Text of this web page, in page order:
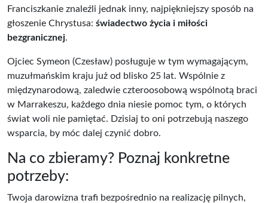
Franciszkanie znaleźli jednak inny, najpiękniejszy sposób na
głoszenie Chrystusa: świadectwo życia i miłości
bezgranicznej.
Ojciec Symeon (Czesław) posługuje w tym wymagającym,
muzułmańskim kraju już od blisko 25 lat. Wspólnie z
międzynarodową, zaledwie czteroosobową wspólnotą braci
w Marrakeszu, każdego dnia niesie pomoc tym, o których
świat woli nie pamiętać. Dzisiaj to oni potrzebują naszego
wsparcia, by móc dalej czynić dobro.
Na co zbieramy? Poznaj konkretne
potrzeby:
Twoja darowizna trafi bezpośrednio na realizację pilnych,